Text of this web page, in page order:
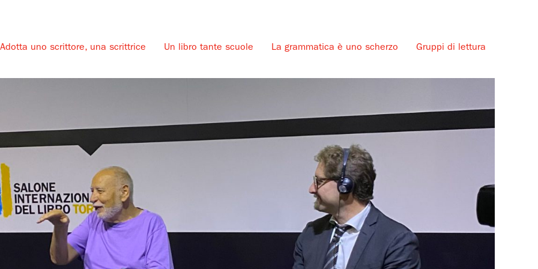
Adotta uno scrittore, una scrittrice Un libro tante scuole La grammatica è uno scherzo Gruppi di lettura